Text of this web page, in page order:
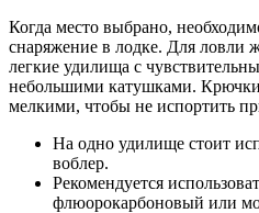
Когда место выбрано,
снаряжение в лодке. Для ловли
легкие удилища с
небольшими катушками.
мелкими, чтобы не испортить
На одно удилище стоит
воблер.
Рекомендуется
флюорокарбоновый или